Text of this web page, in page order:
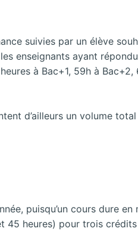
suivies par un élève
enseignants ayant
à Bac+1, 59h à
d’ailleurs un volume
puisqu’un cours dure en
45 heures) pour trois